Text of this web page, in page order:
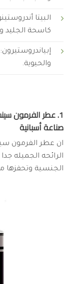
البيتا
كاسحة الجليد
والحيوية.
صناعة أسبانية
الرائحه الجميله
الجنسية وتحفزها